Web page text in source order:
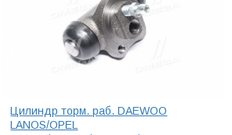
Цилиндр торм. раб. DAEWOO
LANOS/OPEL